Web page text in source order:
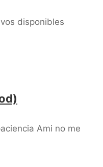
disponibles
Ami no me